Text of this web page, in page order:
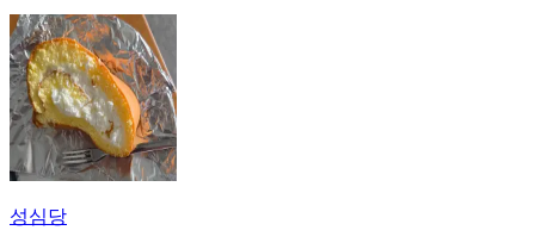
성심당